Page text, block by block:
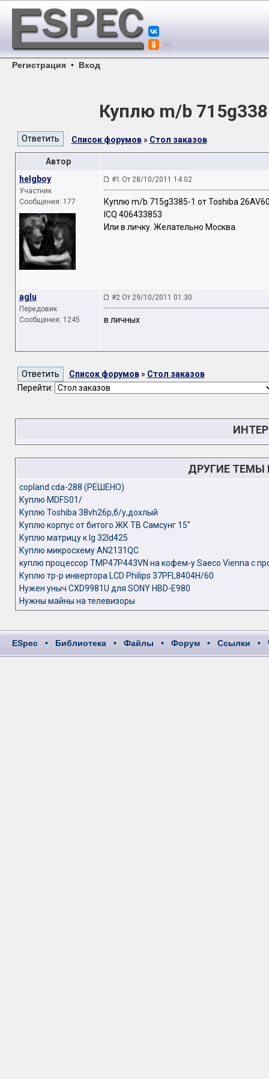
Регистрация • Вход
Куплю m/b
Список форумов» Стол заказов
Автор
helgboy
Участник
Сообщения: 177
#1 От 28/10/2011 14:02
Куплю m/b 715g3385-1 от Toshiba
ICQ 406433853
Или в личку. Желательно Москва.
aglu
Передовик
Сообщения: 1245
#2 От 29/10/2011 01:30
в личных
Список форумов» Стол заказов
Перейти:
ДРУГИЕ ТЕМЫ
copland cda-288 (РЕШЕНО)
Куплю MDFS01/
Куплю Toshiba 38vh26p,б/у,дохлый
Куплю корпус от битого ЖК ТВ Самсунг 15"
Куплю матрицу к lg 32ld425
Куплю микросхему AN2131QC
куплю процессор TMP47P443VN на кофем-у Saeco Vienna с
Куплю тр-р инвертора LCD Philips 37PFL8404H/60
Нужен уныч CXD9981U для SONY HBD-E980
Нужны майны на телевизоры
ESpec • Библиотека • Файлы • Форум • Ссылки •